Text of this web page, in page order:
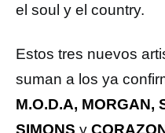
el soul y el country.
Estos tres nuevos
suman a los ya
M.O.D.A, MORGAN,
SIMONS y